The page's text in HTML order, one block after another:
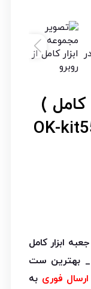
کامل )
ابزار کامل
_ بهترین ست
ارسال فوری به